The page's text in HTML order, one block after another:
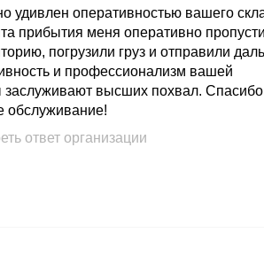
удивлен оперативностью вашего
прибытия меня оперативно
погрузили груз и отправили
и профессионализм вашей
заслуживают высших похвал. Спасибо
обслуживание!
ответ организации